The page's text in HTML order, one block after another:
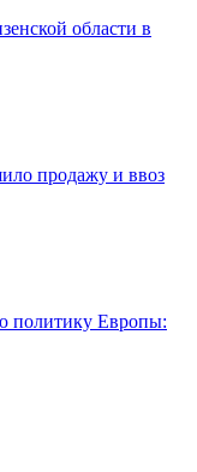
области в
продажу и ввоз
политику Европы: